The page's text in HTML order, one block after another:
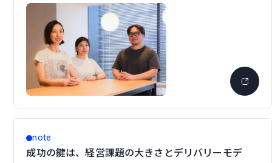
note
成功の鍵は、経営課題の大きさとデリバリーモデ